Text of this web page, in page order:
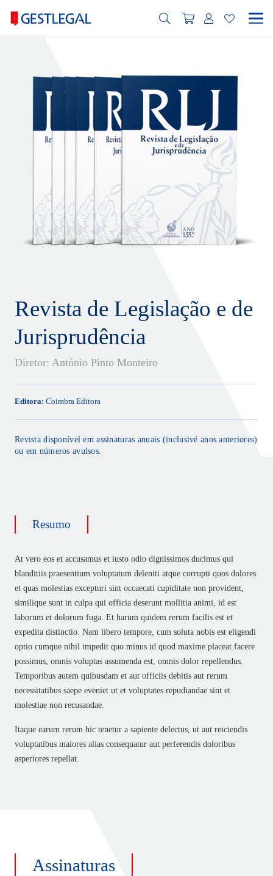
Revista de Legislação e de
Jurisprudência
Diretor: António Pinto Monteiro
Editora: Coimbra Editora
Revista disponível emassinaturas anuais (inclusivé anos anteriores)
ou em números avulsos.
Resumo
At vero eos et accusamus et iusto odio dignissimos ducimus qui
blanditiis praesentium voluptatum deleniti atque corrupti quos dolores
et quas molestias excepturi sint occaecati cupiditate non provident,
similique sunt in culpa qui officia deserunt mollitia animi, id est
laborum et dolorum fuga. Et harum quidem rerum facilis est et
expedita distinctio. Nam libero tempore, cum soluta nobis est eligendi
optio cumque nihil impedit quo minus id quod maxime placeat facere
possimus, omnis voluptas assumenda est, omnis dolor repellendus.
Temporibus autem quibusdam et aut officiis debitis aut rerum
necessitatibus saepe eveniet ut et voluptates repudiandae sint et
molestiae non recusandae.
Itaque earum rerum hic tenetur a sapiente delectus, ut aut reiciendis
voluptatibus maiores alias consequatur aut perferendis doloribus
asperiores repellat.
Assinaturas